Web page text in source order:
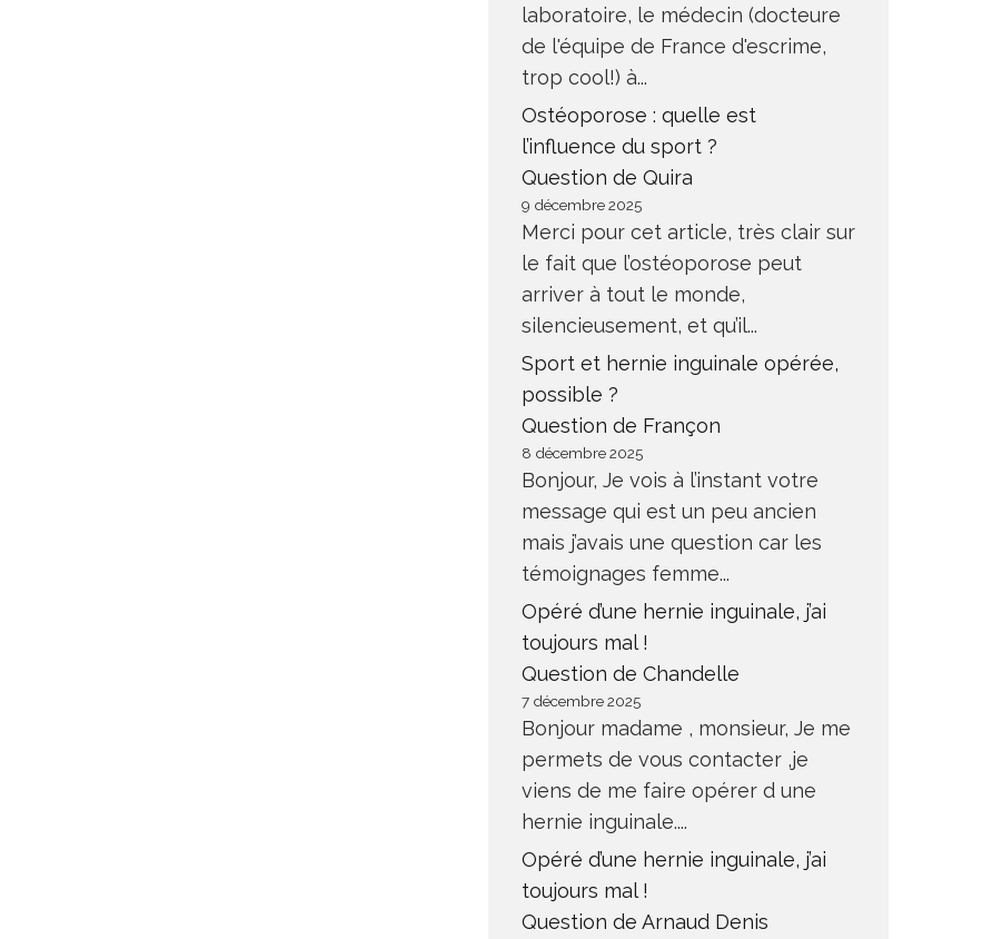
laboratoire, le médecin (docteure
de l'équipe de France d'escrime,
trop cool!) à...
Ostéoporose : quelle est
l’influence du sport ?
Question de Quira
9 décembre 2025
Merci pour cet article, très clair sur
le fait que l’ostéoporose peut
arriver à tout le monde,
silencieusement, et qu’il...
Sport et hernie inguinale opérée,
possible ?
Question de Françon
8 décembre 2025
Bonjour, Je vois à l’instant votre
message qui est un peu ancien
mais j’avais une question car les
témoignages femme...
Opéré d’une hernie inguinale, j’ai
toujours mal !
Question de Chandelle
7 décembre 2025
Bonjour madame , monsieur, Je me
permets de vous contacter ,je
viens de me faire opérer d une
hernie inguinale....
Opéré d’une hernie inguinale, j’ai
toujours mal !
Question de Arnaud Denis